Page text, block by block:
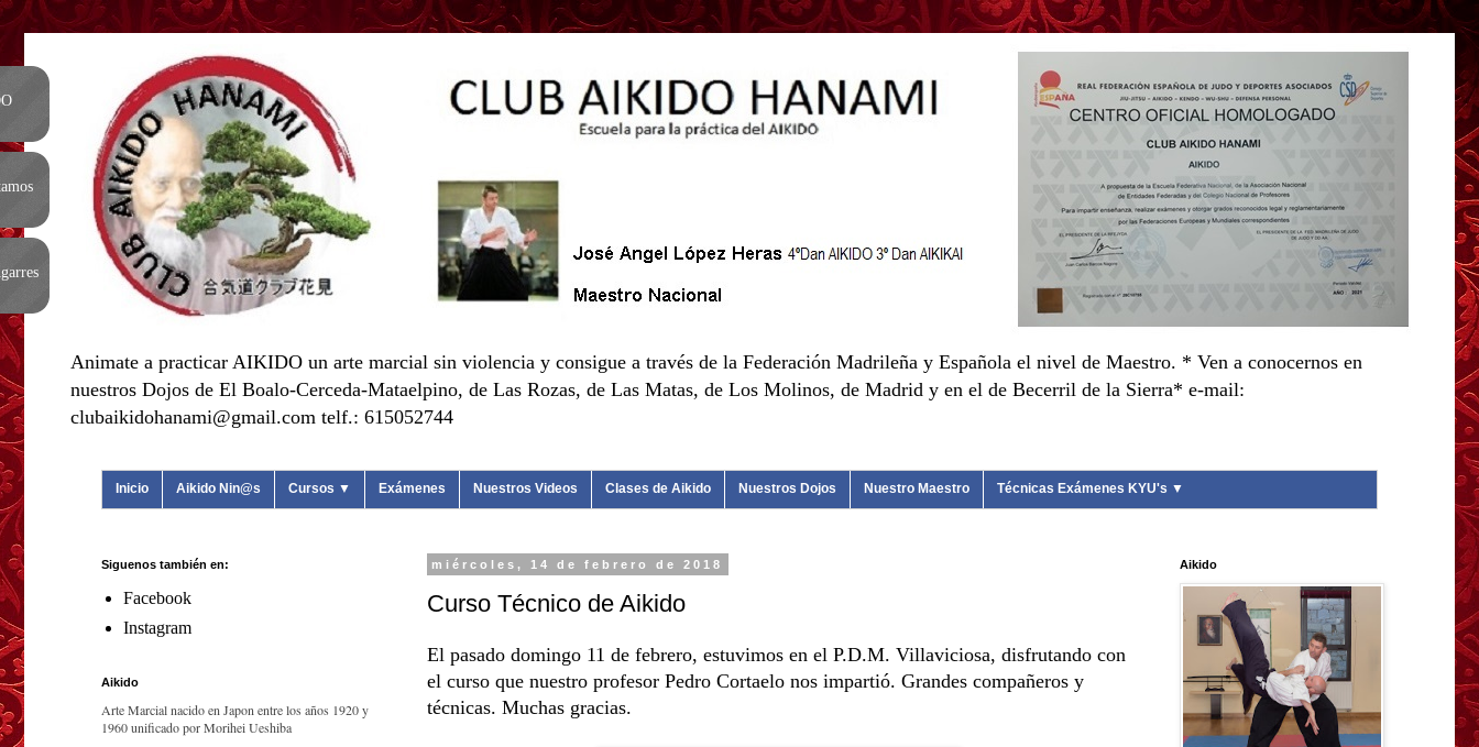
Animate a practicar AIKIDO un arte marcial sin violencia y consigue a través de la Federación Madrileña y Española el nivel de Maestro. * Ven a conocernos en
nuestros Dojos de El Boalo-Cerceda-Mataelpino, de Las Rozas, de Las Matas, de Los Molinos, de Madrid y en el de Becerril de la Sierra* e-mail:
clubaikidohanami@gmail.com telf.: 615052744
Inicio Aikido Nin@s Cursos ▼ Exámenes Nuestros Videos Clases de Aikido Nuestros Dojos Nuestro Maestro Técnicas Exámenes KYU's ▼
miércoles, 14 de febrero de 2018
Curso Técnico de Aikido
El pasado domingo 11 de febrero, estuvimos en el P.D.M. Villaviciosa, disfrutando con
el curso que nuestro profesor Pedro Cortaelo nos impartió. Grandes compañeros y
técnicas. Muchas gracias.
Siguenos también en:
Facebook
Instagram
Aikido
Arte Marcial nacido en Japon entre los años 1920 y
1960 unificado por Morihei Ueshiba
Aikido